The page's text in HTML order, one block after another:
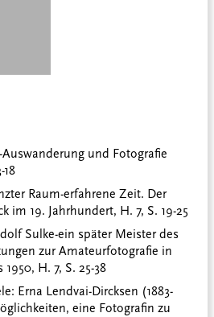
und Fotografie
18
Raum-erfahrene Zeit. Der
im 19. Jahrhundert, H. 7, S. 19-25
Sulke-ein später Meister des
zur Amateurfotografie in
H. 7, S. 25-38
Erna Lendvai-Dircksen (1883-
eine Fotografin zu